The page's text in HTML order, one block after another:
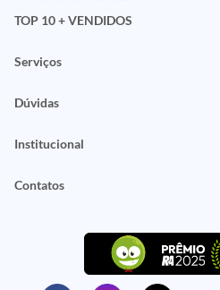
TOP 10 + VENDIDOS
Serviços
Dúvidas
Institucional
Contatos